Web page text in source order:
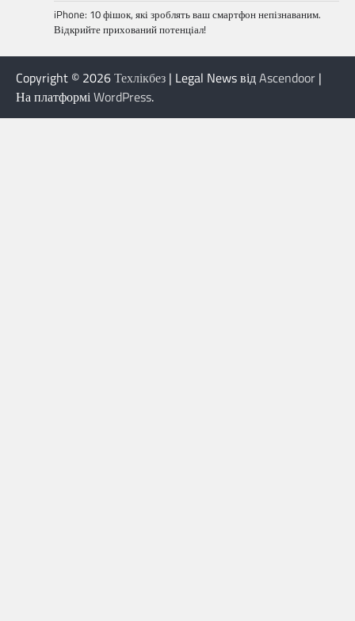
iPhone: 10 фішок, які зроблять ваш смартфон непізнаваним.
Відкрийте прихований потенціал!
Copyright © 2026Техлікбез | Legal News відAscendoor |
На платформіWordPress.